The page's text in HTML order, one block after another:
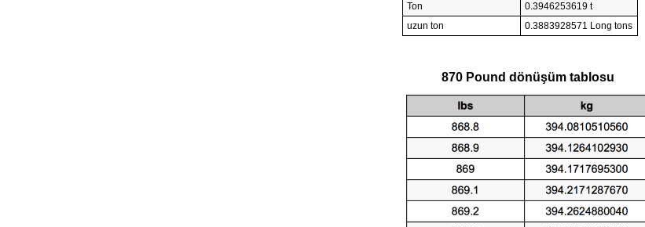
Ton
0.3946253619 t
uzun ton
0.3883928571 Long tons
870 Pound dönüşüm tablosu